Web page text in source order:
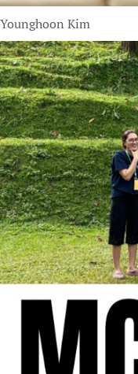
Younghoon Kim